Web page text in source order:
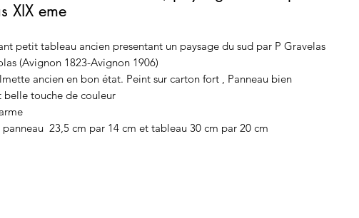
XIX eme
petit tableau ancien presentant un paysage du sud par P Gravelas
(Avignon 1823-Avignon 1906)
ancien en bon état. Peint sur carton fort , Panneau bien
belle touche de couleur
23,5 cm par 14 cm et tableau 30 cm par 20 cm